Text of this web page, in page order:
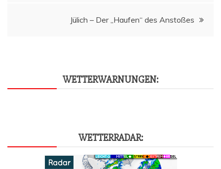
Jülich – Der „Hau­fen“ des Anstoßes
WET­TER­WAR­NUN­GEN:
WET­TER­RA­DAR: